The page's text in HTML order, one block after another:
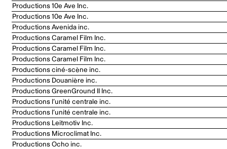
Productions 10e Ave Inc.
Productions 10e Ave Inc.
Productions Avenida inc.
Productions Caramel Film Inc.
Productions Caramel Film Inc.
Productions Caramel Film Inc.
Productions ciné-scène inc.
Productions Douanière inc.
Productions GreenGround II Inc.
Productions l’unité centrale inc.
Productions l’unité centrale inc.
Productions Leitmotiv Inc.
Productions Microclimat Inc.
Productions Ocho inc.